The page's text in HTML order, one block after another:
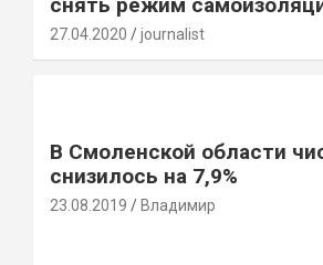
27.04.2020 journalist
В Смоленской области
снизилось на 7,9%
23.08.2019 Владимир